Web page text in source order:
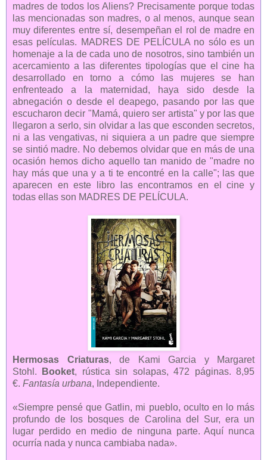
madres de todos los Aliens? Precisamente porque todas
las mencionadas son madres, o al menos, aunque sean
muy diferentes entre sí, desempeñan el rol de madre en
esas películas. MADRES DE PELÍCULA no sólo es un
homenaje a la de cada uno de nosotros, sino también un
acercamiento a las diferentes tipologías que el cine ha
desarrollado en torno a cómo las mujeres se han
enfrenteado a la maternidad, haya sido desde la
abnegación o desde el deapego, pasando por las que
escucharon decir "Mamá, quiero ser artista" y por las que
llegaron a serlo, sin olvidar a las que esconden secretos,
ni a las vengativas, ni siquiera a un padre que siempre
se sintió madre. No debemos olvidar que en más de una
ocasión hemos dicho aquello tan manido de "madre no
hay más que una y a ti te encontré en la calle"; las que
aparecen en este libro las encontramos en el cine y
todas ellas son MADRES DE PELÍCULA.
Hermosas Criaturas, de Kami Garcia y Margaret
Stohl.
Booket, rústica sin solapas, 472 páginas. 8,95
€. Fantasía urbana, Independiente.
«Siempre pensé que Gatlin, mi pueblo, oculto en lo más
profundo de los bosques de Carolina del Sur, era un
lugar perdido en medio de ninguna parte. Aquí nunca
ocurría nada y nunca cambiaba nada».